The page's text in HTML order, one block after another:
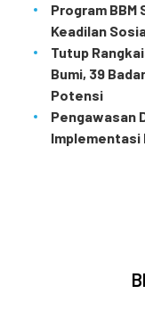
Program BBM
Keadilan
Tutup
Bumi, 39
Potensi
Pengawasan
Implementasi